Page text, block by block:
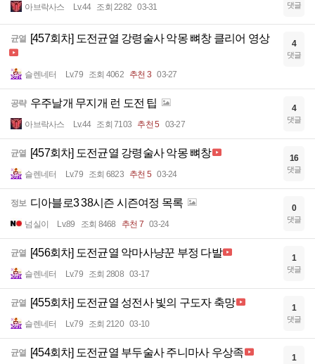
아브락사스 Lv.44 조회 2282 03-31 댓글
균열 [457회차] 도전균열 강령술사 악몽 뼈창 클리어 영상
슬렌네터 Lv.79 조회 4062 추천 3 03-27
4
댓글
공략 우주날개 무지개 런 도전 팁
아브락사스 Lv.44 조회 7103 추천 5 03-27
4
댓글
균열 [457회차] 도전균열 강령술사 악몽 뼈창
슬렌네터 Lv.79 조회 6823 추천 5 03-24
16
댓글
정보 디아블로3 38시즌 시즌여정 목록
넘실이 Lv.89 조회 8468 추천 7 03-24
0
댓글
균열 [456회차] 도전균열 악마사냥꾼 부정 다발
슬렌네터 Lv.79 조회 2808 03-17
1
댓글
균열 [455회차] 도전균열 성전사 빛의 구도자 축망
슬렌네터 Lv.79 조회 2120 03-10
1
댓글
균열 [454회차] 도전균열 부두술사 주니마사 우상족 1